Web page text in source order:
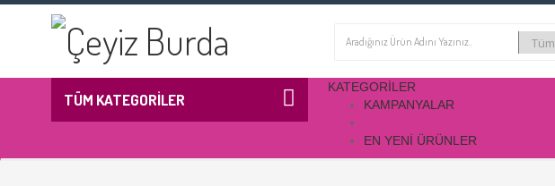
TÜM KATEGORİLER
KATEGORILER
KAMPANYALAR
EN YENI ÜRÜNLER